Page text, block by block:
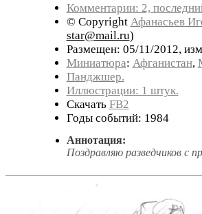
Комментарии: 2,
© Copyright Афанасьев
star@mail.ru)
Размещен: 05/11/2012,
Миниатюра: Афганистан,
Панджшер.
Иллюстрации: 1 штук.
Скачать FB2
Годы событий: 1984
Аннотация:
Поздравляю разведчиков с